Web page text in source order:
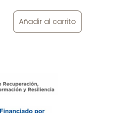
Añadir al carrito